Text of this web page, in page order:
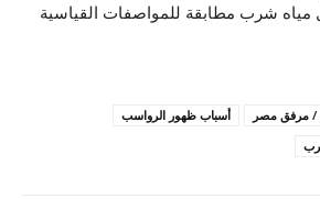
شرب مطابقة للمواصفات القياسية
/ مرفق مصر
أسباب ظهور الرواسب